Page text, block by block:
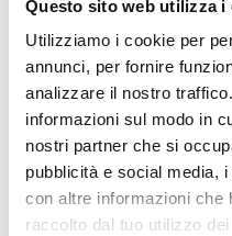
Questo sito web utilizza i
Utilizziamo i cookie per
annunci, per fornire
analizzare il nostro
informazioni sul modo in
nostri partner che si
pubblicità e social media,
con altre informazioni che
raccolto dal tuo utilizzo
Porzionare il
puntarelle circa
cuocerle in acqua
Scolarle,
aggiungendo
taleggio a cubetti,
cuocerle in forno
minuti.